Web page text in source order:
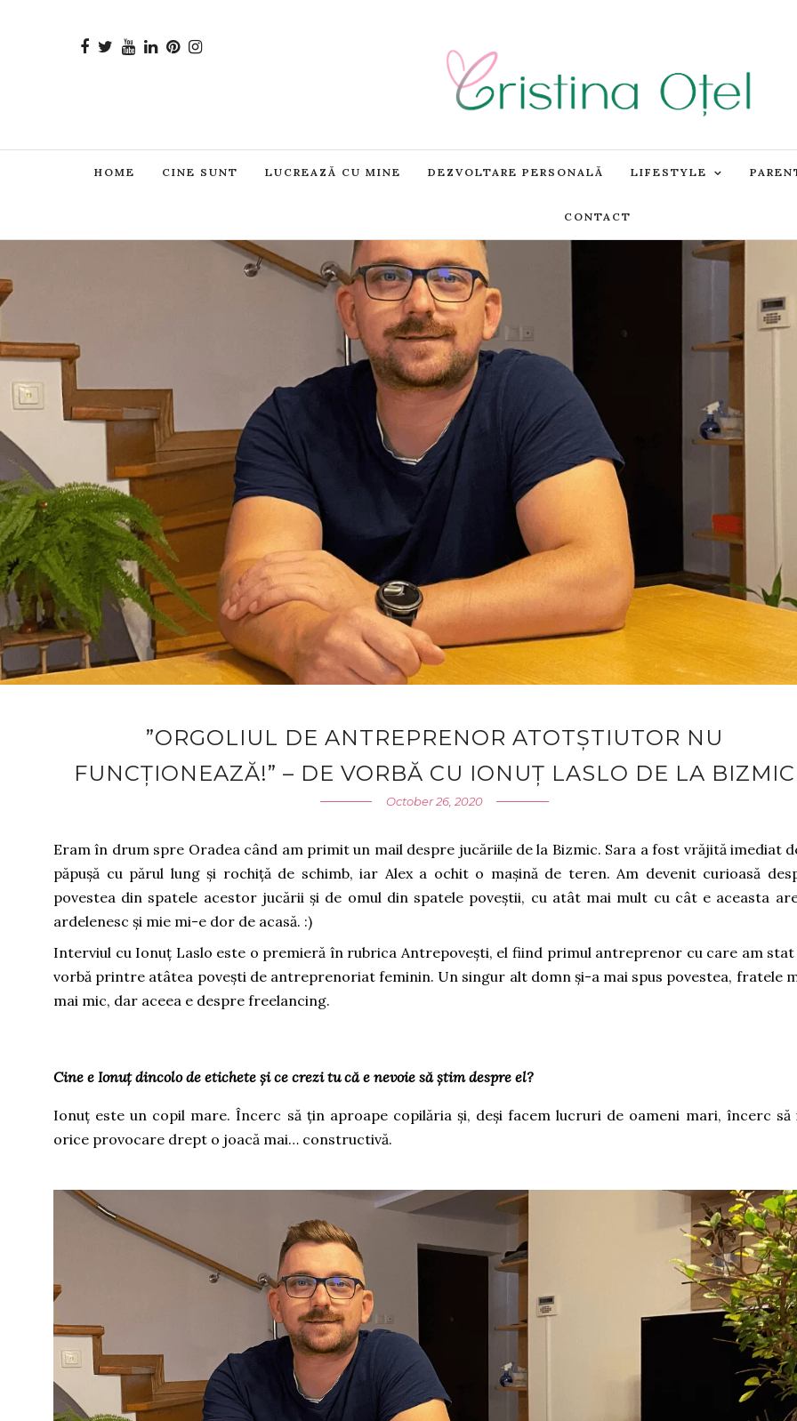
HOME CINE SUNT LUCREAZĂ CU MINE DEZVOLTARE PERSONALĂ LIFESTYLE
CONTACT
”ORGOLIUL DE ANTREPRENOR ATOTȘTIUTOR NU
FUNCȚIONEAZĂ!” – DE VORBĂ CU IONUȚ LASLO DE LA BIZMIC
October 26, 2020
Eram în drum spre Oradea când am primit un mail despre jucăriile de la Bizmic. Sara a fost vrăjită imediat
păpușă cu părul lung și rochiță de schimb, iar Alex a ochit o mașină de teren. Am devenit curioasă
povestea din spatele acestor jucării și de omul din spatele poveștii, cu atât mai mult cu cât e aceasta
ardelenesc și mie mi-e dor de acasă. :)
Interviul cu Ionuț Laslo este o premieră în rubrica Antrepovești, el fiind primul antreprenor cu care am stat
vorbă printre atâtea povești de antreprenoriat feminin. Un singur alt domn și-a mai spus povestea, fratele
mai mic, dar aceea e despre freelancing.
Cine e Ionuț dincolo de etichete și ce crezi tu că e nevoie să știm despre el?
Ionuț este un copil mare. Încerc să țin aproape copilăria și, deși facem lucruri de oameni mari, încerc să
orice provocare drept o joacă mai… constructivă.